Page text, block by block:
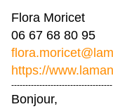
Flora Moricet
06 67 68 80 95
flora.moricet@
https://www.
------------------------------------
Bonjour,